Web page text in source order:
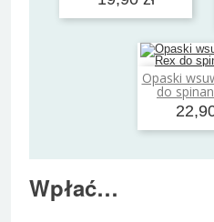
Opaski
do
Dodaj
Wpłać…